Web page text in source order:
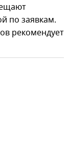
по заявкам.
рекомендует